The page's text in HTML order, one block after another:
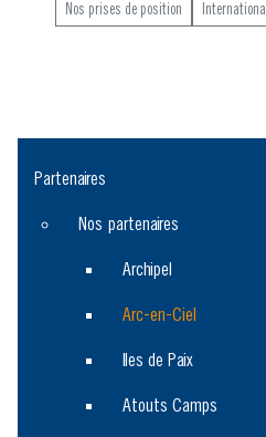
Nos prises de position International
Partenaires
Partenaires
Nos partenaires
Archipel
Arc-en-Ciel
Iles de Paix
Atouts Camps